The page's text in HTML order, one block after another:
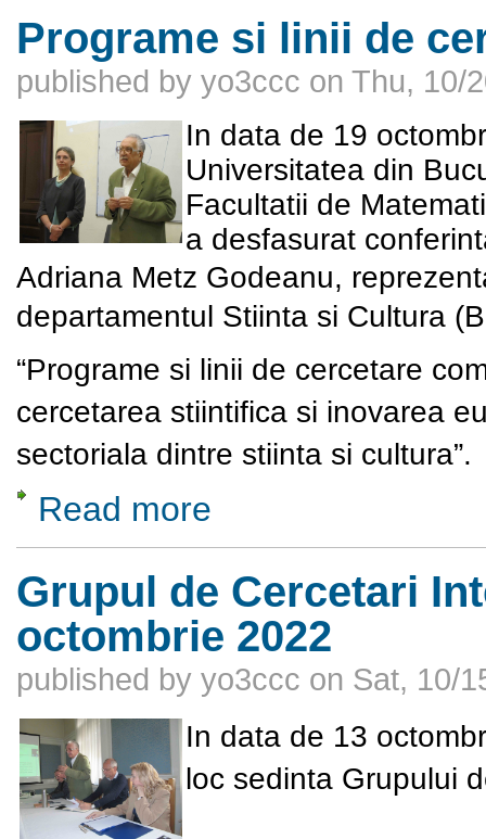
Programe si linii de
published by yo3ccc on Thu, 10/
In data de 19
Universitatea din
Facultatii de
a desfasurat
Adriana Metz Godeanu,
departamentul Stiinta si Cultura
“Programe si linii de cercetare
cercetarea stiintifica si inovarea
sectoriala dintre stiinta si cultura”.
Read more
Grupul de Cercetari
octombrie 2022
published by yo3ccc on Sat, 10/
In data de 13
loc sedinta Grupului